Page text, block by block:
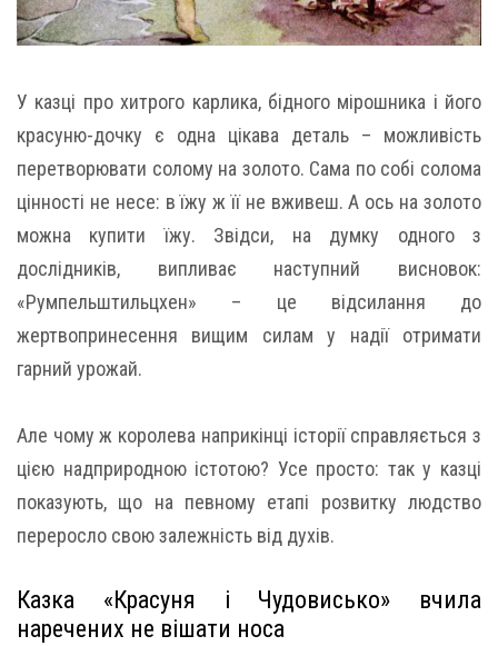
У казці про хитрого карлика, бідного мірошника і його
красуню-дочку є одна цікава деталь – можливість
перетворювати солому на золото. Сама по собі солома
цінності не несе: в їжу ж її не вживеш. А ось на золото
можна купити їжу. Звідси, на думку одного з
дослідників, випливає наступний висновок:
«Румпельштильцхен» – це відсилання до
жертвопринесення вищим силам у надії отримати
гарний урожай.
Але чому ж королева наприкінці історії справляється з
цією надприродною істотою? Усе просто: так у казці
показують, що на певному етапі розвитку людство
переросло свою залежність від духів.
Казка «Красуня і Чудовисько» вчила
наречених не вішати носа